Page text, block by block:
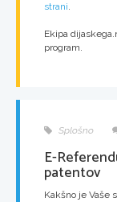
strani.
Ekipa
program.
Splošno
E-
patentov
Kakšno je Vaše